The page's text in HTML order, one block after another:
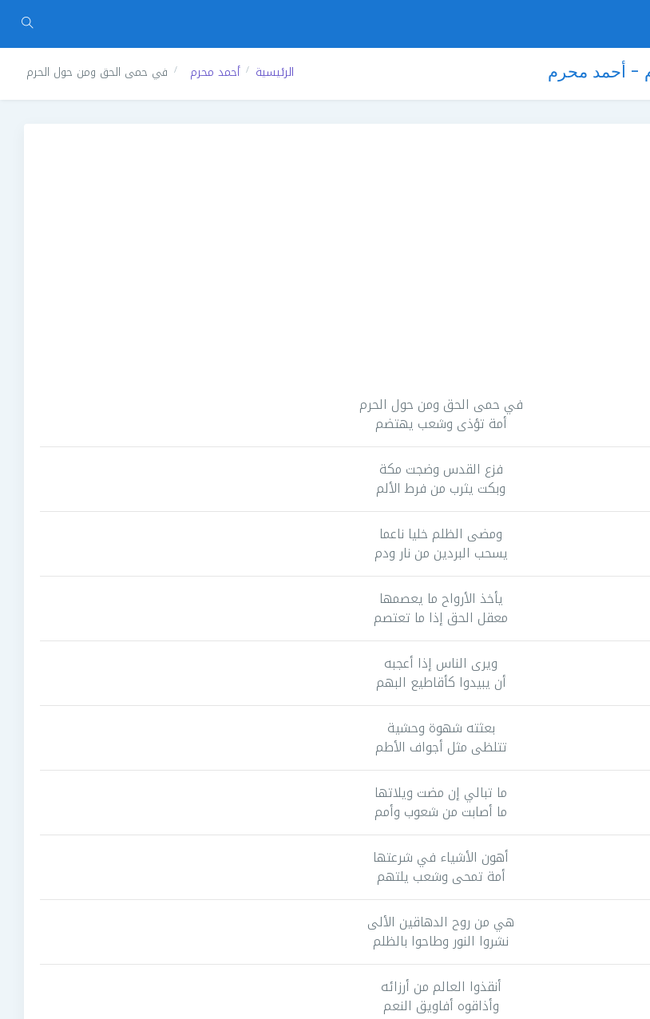
- أحمد محرم الرئيسية أحمد محرم في حمى الحق ومن حول الحرم
في حمى الحق ومن حول الحرم
أمة تؤذى وشعب يهتضم
فزع القدس وضجت مكة
وبكت يثرب من فرط الألم
ومضى الظلم خليا ناعما
يسحب البردين من نار ودم
يأخذ الأرواح ما يعصمها
معقل الحق إذا ما تعتصم
ويرى الناس إذا أعجبه
أن يبيدوا كأقاطيع البهم
بعثته شهوة وحشية
تتلظى مثل أجواف الأطم
ما تبالي إن مضت ويلاتها
ما أصابت من شعوب وأمم
أهون الأشياء في شرعتها
أمة تمحى وشعب يلتهم
هي من روح الدهاقين الألى
نشروا النور وطاحوا بالظلم
أنقذوا العالم من أرزائه
وأذاقوه أفاويق النعم